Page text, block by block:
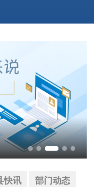
索征集
快讯 部门动态